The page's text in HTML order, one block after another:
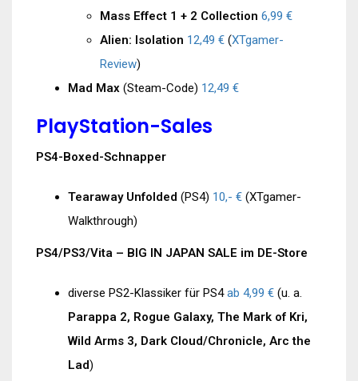
Mass Effect 1 + 2 Collection 6,99 €
Alien: Isolation 12,49 € (XTgamer-
Review)
Mad Max (Steam-Code) 12,49 €
PlayStation-Sales
PS4-Boxed-Schnapper
Tearaway Unfolded (PS4) 10,- € (XTgamer-
Walkthrough)
PS4/PS3/Vita – BIG IN JAPAN SALE im DE-Store
diverse PS2-Klassiker für PS4ab 4,99 € (u. a.
Parappa 2, Rogue Galaxy, The Mark of Kri,
Wild Arms 3, Dark Cloud/Chronicle, Arc the
Lad)